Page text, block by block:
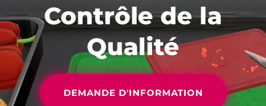
Contrôle de la
Qualité
DEMANDE D'INFORMATION